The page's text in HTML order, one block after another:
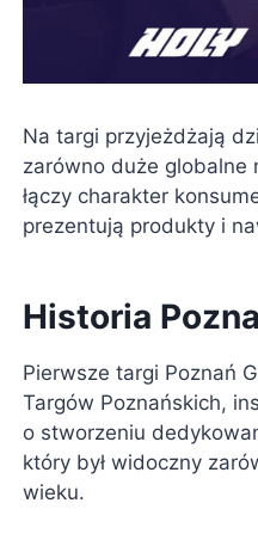
Na targi przyjeżdżają
zarówno duże globalne
łączy charakter
prezentują produkty i
Historia
Pierwsze targi Poznań
Targów Poznańskich,
o stworzeniu
który był widoczny
wieku.